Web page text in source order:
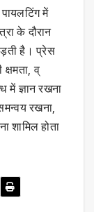
में
के दौरान
है। प्रेस
व्
में ज्ञान रखना
रखना,
शामिल होता